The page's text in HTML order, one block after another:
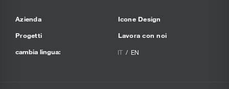
Azienda
Progetti
Icone Design
Lavora con noi
cambia lingua:
IT EN